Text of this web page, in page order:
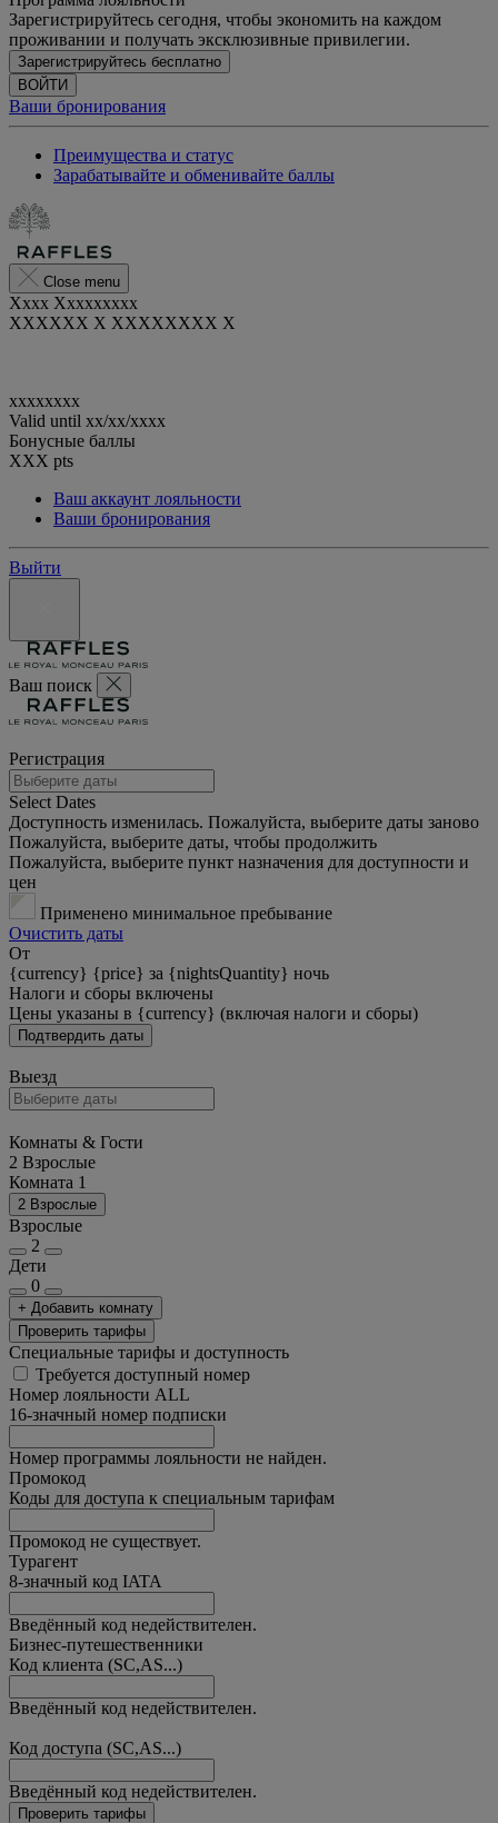
Зарегистрируйтесь сегодня, чтобы экономить на каждом
проживании и получать эксклюзивные привилегии.
Зарегистрируйтесь бесплатно
ВОЙТИ
Ваши бронирования
Преимущества и статус
Зарабатывайте и обменивайте баллы
Close menu
Xxxx Xxxxxxxxx
XXXXXX X XXXXXXXX X
xxxxxxxx
Valid until xx/xx/xxxx
Бонусные баллы
XXX pts
Ваш аккаунт лояльности
Ваши бронирования
Выйти
Ваш поиск
Регистрация
Select Dates
Доступность изменилась. Пожалуйста, выберите даты заново
Пожалуйста, выберите даты, чтобы продолжить
Пожалуйста, выберите пункт назначения для доступности и
цен
Применено минимальное пребывание
Очистить даты
От
{currency} {price} за {nightsQuantity} ночь
Налоги и сборы включены
Цены указаны в {currency} (включая налоги и сборы)
Подтвердить даты
Выезд
Комнаты & Гости
2 Взрослые
Комната 1
2 Взрослые
Взрослые
2
Дети
0
+ Добавить комнату
Проверить тарифы
Специальные тарифы и доступность
Требуется доступный номер
Номер лояльности ALL
16-значный номер подписки
Номер программы лояльности не найден.
Промокод
Коды для доступа к специальным тарифам
Промокод не существует.
Турагент
8-значный код IATA
Введённый код недействителен.
Бизнес-путешественники
Код клиента (SC,AS...)
Введённый код недействителен.
Код доступа (SC,AS...)
Введённый код недействителен.
Проверить тарифы